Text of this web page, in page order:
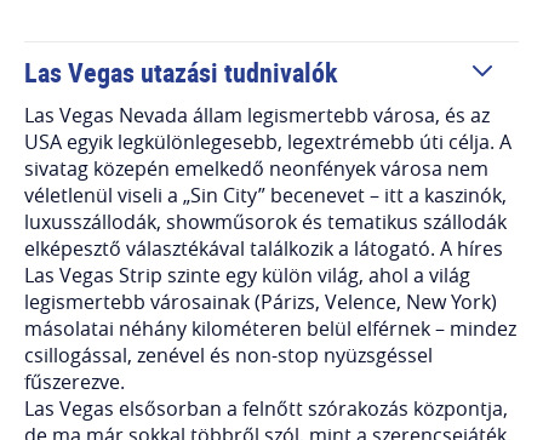
Las Vegas utazási tudnivalók
Las Vegas Nevada állam legismertebb városa, és az
USA egyik legkülönlegesebb, legextrémebb úti célja. A
sivatag közepén emelkedő neonfények városa nem
véletlenül viseli a „Sin City” becenevet – itt a kaszinók,
luxusszállodák, showműsorok és tematikus szállodák
elképesztő választékával találkozik a látogató. A híres
Las Vegas Strip szinte egy külön világ, ahol a világ
legismertebb városainak (Párizs, Velence, New York)
másolatai néhány kilométeren belül elférnek – mindez
csillogással, zenével és non-stop nyüzsgéssel
fűszerezve.
Las Vegas elsősorban a felnőtt szórakozás központja,